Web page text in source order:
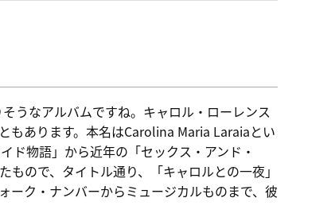
うなアルバムですね。キャロル・ローレンス
もあります。本名はCarolina Maria Laraiaとい
ド物語」から近年の「セックス・アンド・
ので、タイトル通り、「キャロルとの一夜」
ーク・ナンバーからミュージカルものまで、彼